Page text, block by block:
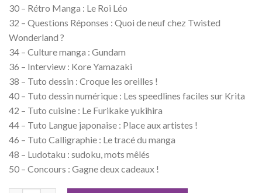
30 – Rétro Manga : Le Roi Léo
32 – Questions Réponses : Quoi de neuf chez Twisted
Wonderland ?
34 – Culture manga : Gundam
36 – Interview : Kore Yamazaki
38 – Tuto dessin : Croque les oreilles !
40 – Tuto dessin numérique : Les speedlines faciles sur Krita
42 – Tuto cuisine : Le Furikake yukihira
44 – Tuto Langue japonaise : Place aux artistes !
46 – Tuto Calligraphie : Le tracé du manga
48 – Ludotaku : sudoku, mots mêlés
50 – Concours : Gagne deux cadeaux !